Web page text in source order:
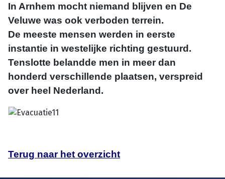
In Arnhem mocht niemand blijven en De
Veluwe was ook verboden terrein.
De meeste mensen werden in eerste
instantie in westelijke richting gestuurd.
Tenslotte belandde men in meer dan
honderd verschillende plaatsen, verspreid
over heel Nederland.
Terug naar het overzicht